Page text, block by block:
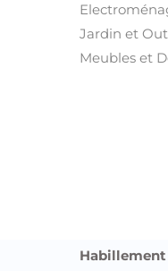
Jardin et
Meubles et